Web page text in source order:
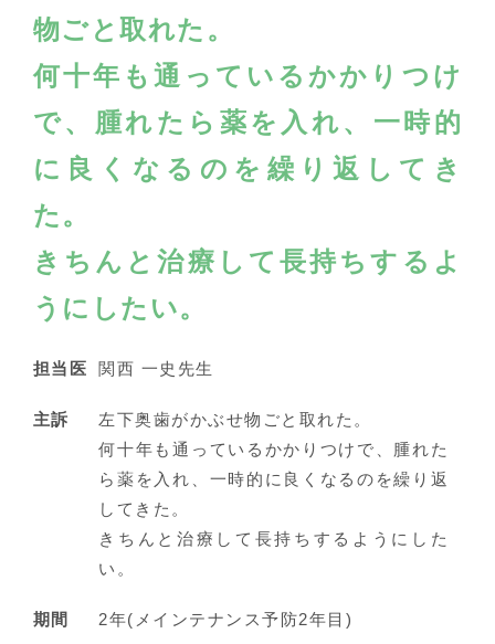
物ごと取れた。
何十年も通っているかかりつけ
で、腫れたら薬を入れ、 一時的
に良くなるのを繰り返してき
た。
きちんと治療して長持ちするよ
うにしたい。
担当医 関西 一史先生
主訴
左下奥歯がかぶせ物ごと取れた。
何十年も通っているかかりつけで、腫れた
ら薬を入れ、一時的に良くなるのを繰り返
してきた。
きちんと治療して長持ちするようにした
い。
期間 2年(メインテナンス予防2年目)